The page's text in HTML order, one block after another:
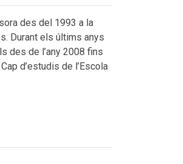
des del 1993 a la
Durant els últims anys
des de l’any 2008 fins
d’estudis de l’Escola